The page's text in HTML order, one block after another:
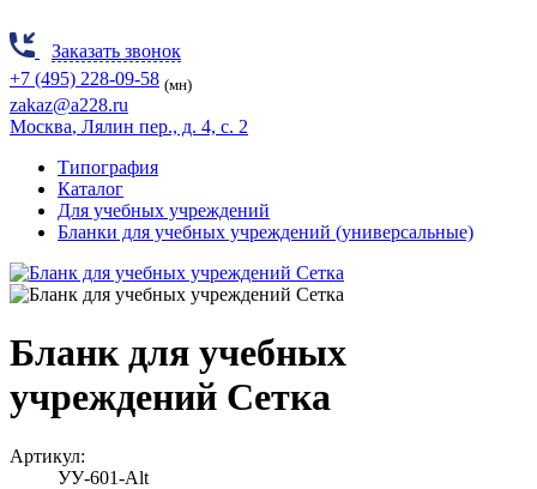
Заказать звонок
+7 (495) 228-09-58 (мн)
zakaz@a228.ru
Москва, Лялин пер., д. 4, с. 2
Типография
Каталог
Для учебных учреждений
Бланки для учебных учреждений (универсальные)
Бланк для учебных
учреждений Сетка
Артикул:
УУ-601-Alt